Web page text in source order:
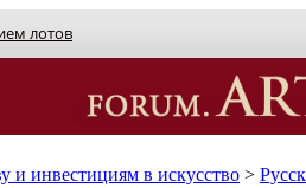
лотов
и инвестициям в искусство >